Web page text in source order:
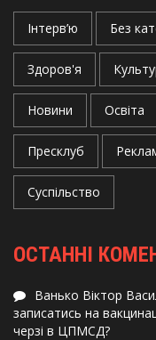
Інтерв’ю Без
Здоров'я
Новини Освіта
Пресклуб
Суспільство
ОСТАННІ
Ванько Віктор
записатись на
черзі в ЦПМСД?